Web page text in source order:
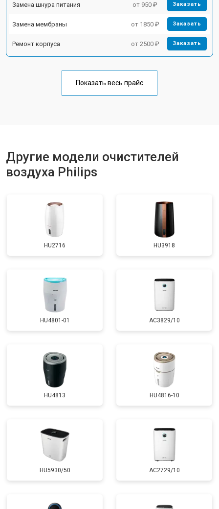
Замена шнура питания от 950 ₽ Заказать
Замена мембраны от 1850 ₽ Заказать
Ремонт корпуса от 2500 ₽ Заказать
Показать весь прайс
Другие модели очистителей
воздуха Philips
HU2716 HU3918
HU4801-01 AC3829/10
HU4813 HU4816-10
HU5930/50 AC2729/10